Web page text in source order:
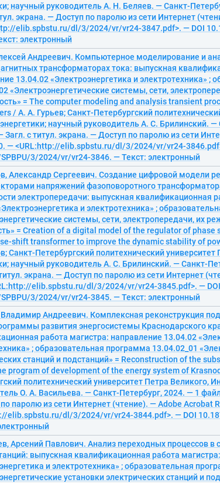
научный руководитель А. Н. Беляев. — Санкт-
экрана. — Доступ по паролю из сети Интернет
elib.spbstu.ru/dl/3/2024/vr/vr24-3847.pdf>. — DOI
электронный
Андреевич. Компьютерное моделирование и
трансформаторах тока: выпускная
13.04.02 «Электроэнергетика и электротехника» ;
«Электроэнергетические системы, сети,
= The computer modeling and analysis transient
/ А. А. Гурьев; Санкт-Петербургский
научный руководитель А. С. Брилинский.
Загл. с титул. экрана. — Доступ по паролю из сети
— <URL:http://elib.spbstu.ru/dl/3/2024/vr/vr24-
3/2024/vr/vr24-3846. — Текст: электронный
Александр Сергеевич. Создание цифровой модели
напряжений фазоповоротного
электропередачи: выпускная квалификационная
и электротехника» ;
системы, сети, электропередачи, их
= Creation of a digital model of the regulator of
shift transformer to improve the dynamic stability of
Санкт-Петербургский политехнический университет
научный руководитель А. С. Брилинский. — Санкт-
экрана. — Доступ по паролю из сети Интернет
elib.spbstu.ru/dl/3/2024/vr/vr24-3845.pdf>. — DOI
3/2024/vr/vr24-3845. — Текст: электронный
Андреевич. Комплексная реконструкция
развития энергосистемы Краснодарского
работа магистра: направление 13.04.02
; образовательная программа 13.04.02_01
станций и подстанций» = Reconstruction of the
program of development of the energy system of
политехнический университет Петра Великого,
О. А. Васильева. — Санкт-Петербург, 2024. — 1
паролю из сети Интернет (чтение). — Adobe Acrobat
elib.spbstu.ru/dl/3/2024/vr/vr24-3844.pdf>. — DOI
Арсений Павлович. Анализ переходных процессов в
выпускная квалификационная работа
и электротехника» ; образовательная
установки электрических станций и